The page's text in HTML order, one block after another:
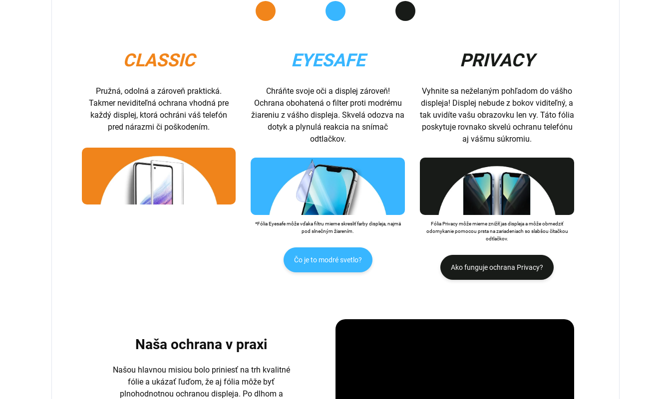
CLASSIC
Pružná, odolná a zároveň praktická.
Takmer neviditeľná ochrana vhodná pre
každý displej, ktorá ochráni váš telefón
pred nárazmi či poškodením.
EYESAFE
Chráňte svoje oči a displej zároveň!
Ochrana obohatená o filter proti modrému
žiareniu z vášho displeja. Skvelá odozva na
dotyk a plynulá reakcia na snímač
odtlačkov.
*Fólia Eyesafe môže vďaka filtru mierne skresliť farby displeja, najmä
pod slnečným žiarením.
Čo je to modré svetlo?
PRIVACY
Vyhnite sa neželaným pohľadom do vášho
displeja! Displej nebude z bokov viditeľný, a
tak uvidíte vašu obrazovku len vy. Táto fólia
poskytuje rovnako skvelú ochranu telefónu
aj vášmu súkromiu.
Fólia Privacy môže mierne znižíť jas displeja a môže obmedziť
odomykanie pomocou prsta na zariadeniach so slabšou čítačkou
odtlačkov.
Ako funguje ochrana Privacy?
Naša ochrana v praxi
Našou hlavnou misiou bolo priniesť na trh kvalitné
fólie a ukázať ľuďom, že aj fólia môže byť
plnohodnotnou ochranou displeja. Po dlhom a